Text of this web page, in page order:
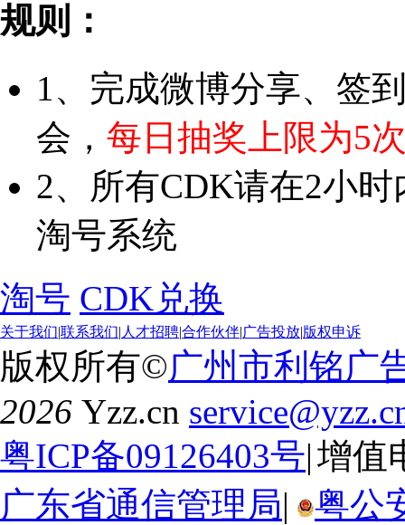
规则：
1、完成微博分享、签
会， 每日抽奖上限为5
2、所有CDK请在2小
淘号系统
淘号 CDK兑换
关于我们 联系我们 人才招聘合作伙伴 广告投放 版权申诉
版权所有©广州市利铭广
2026 Yzz.cn
粤ICP备09126403号|增值
广东省通信管理局| 粤公